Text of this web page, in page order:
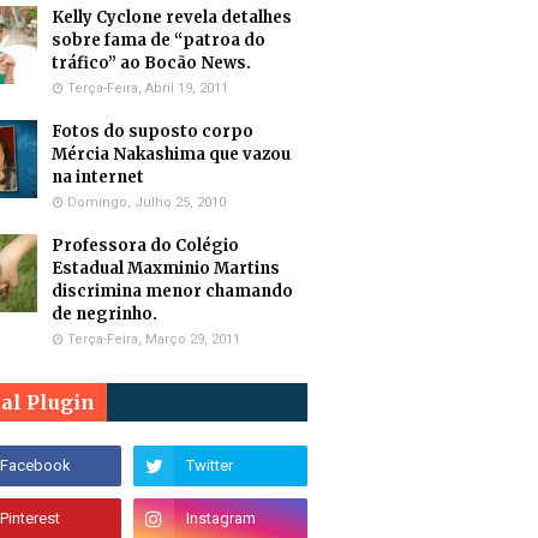
Kelly Cyclone revela detalhes
sobre fama de “patroa do
tráfico” ao Bocão News.
Terça-Feira, Abril 19, 2011
Fotos do suposto corpo
Mércia Nakashima que vazou
na internet
Domingo, Julho 25, 2010
Professora do Colégio
Estadual Maxminio Martins
discrimina menor chamando
de negrinho.
Terça-Feira, Março 29, 2011
Plugin